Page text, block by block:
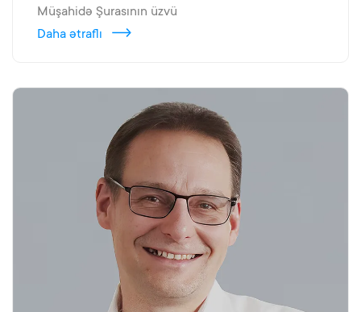
Müşahidə Şurasının üzvü
Daha ətraflı